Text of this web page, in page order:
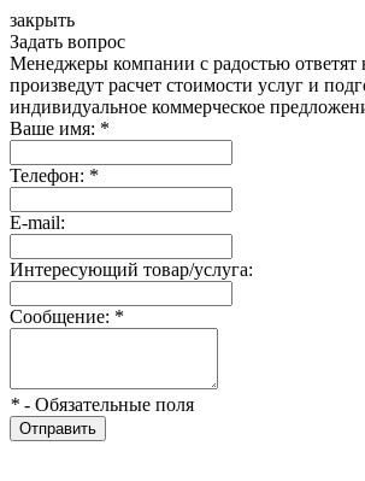
закрыть
Задать вопрос
Менеджеры компании с радостью
произведут расчет стоимости услуг и
индивидуальное коммерческое
Ваше имя: *
Телефон: *
E-mail:
Интересующий товар/услуга:
Сообщение: *
* - Обязательные поля
Отправить